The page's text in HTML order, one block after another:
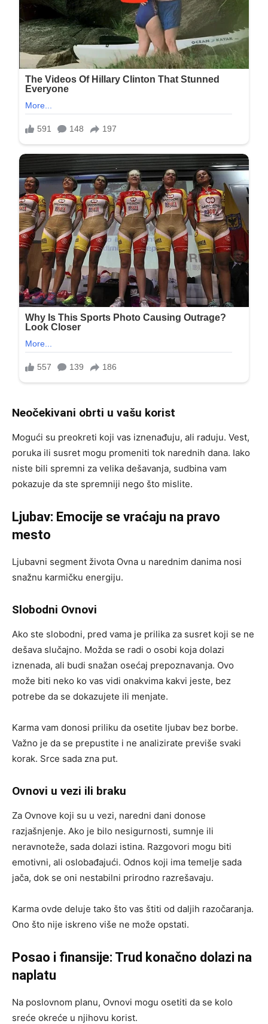
Neočekivani obrti u vašu korist
Mogući su preokreti koji vas iznenađuju, ali raduju. Vest,
poruka ili susret mogu promeniti tok narednih dana. Iako
niste bili spremni za velika dešavanja, sudbina vam
pokazuje da ste spremniji nego što mislite.
Ljubav: Emocije se vraćaju na pravo
mesto
Ljubavni segment života Ovna u narednim danima nosi
snažnu karmičku energiju.
Slobodni Ovnovi
Ako ste slobodni, pred vama je prilika za susret koji se ne
dešava slučajno. Možda se radi o osobi koja dolazi
iznenada, ali budi snažan osećaj prepoznavanja. Ovo
može biti neko ko vas vidi onakvima kakvi jeste, bez
potrebe da se dokazujete ili menjate.
Karma vam donosi priliku da osetite ljubav bez borbe.
Važno je da se prepustite i ne analizirate previše svaki
korak. Srce sada zna put.
Ovnovi u vezi ili braku
Za Ovnovе koji su u vezi, naredni dani donose
razjašnjenje. Ako je bilo nesigurnosti, sumnje ili
neravnoteže, sada dolazi istina. Razgovori mogu biti
emotivni, ali oslobađajući. Odnos koji ima temelje sada
jača, dok se oni nestabilni prirodno razrešavaju.
Karma ovde deluje tako što vas štiti od daljih razočaranja.
Ono što nije iskreno više ne može opstati.
Posao i finansije: Trud konačno dolazi na
naplatu
Na poslovnom planu, Ovnovi mogu osetiti da se kolo
sreće okreće u njihovu korist.